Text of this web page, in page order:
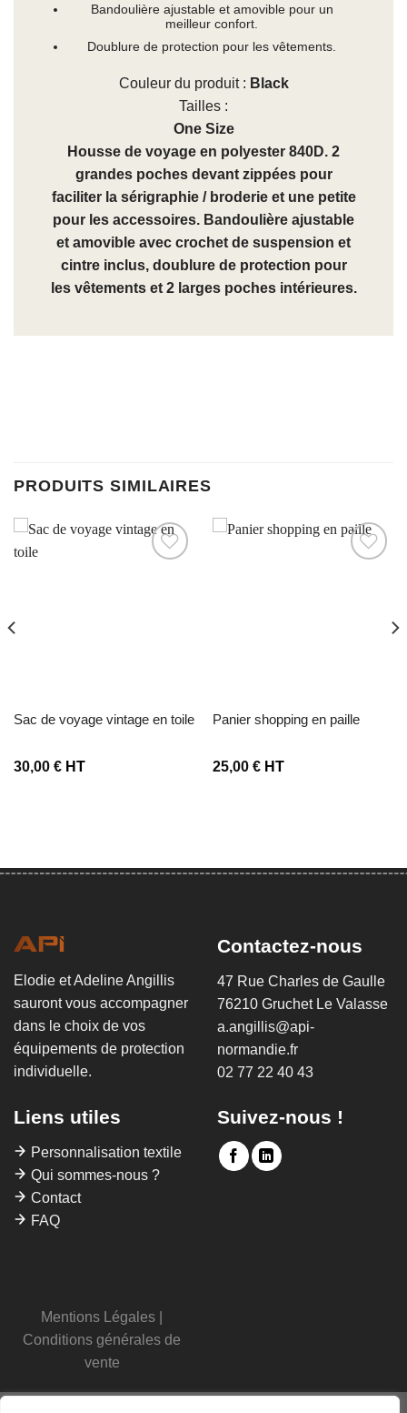
Bandoulière ajustable et amovible pour un
meilleur confort.
Doublure de protection pour les vêtements.
Couleur du produit : Black
Tailles :
One Size
Housse de voyage en polyester 840D. 2
grandes poches devant zippées pour
faciliter la sérigraphie / broderie et une petite
pour les accessoires. Bandoulière ajustable
et amovible avec crochet de suspension et
cintre inclus, doublure de protection pour
les vêtements et 2 larges poches intérieures.
PRODUITS SIMILAIRES
sac de voyage vintage en toile
30,00 €HT
panier shopping en paille
25,00 €HT
Elodie et Adeline Angillis
sauront vous accompagner
dans le choix de vos
équipements de protection
individuelle.
Contactez-nous
47 Rue Charles de Gaulle
76210 Gruchet Le Valasse
a.angillis@api-
normandie.fr
02 77 22 40 43
Liens utiles
Personnalisation textile
Qui sommes-nous ?
Contact
FAQ
Suivez-nous !
Mentions Légales
Conditions générales de
vente